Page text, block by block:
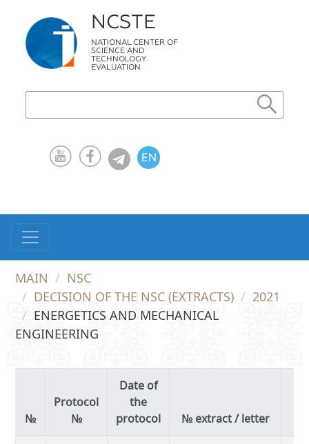
NCSTE
NATIONAL CENTER OF
SCIENCE AND
TECHNOLOGY
EVALUATION
EN
MAIN
NSC
DECISION OF THE NSC (EXTRACTS)
2021
ENERGETICS AND MECHANICAL
ENGINEERING
Protocol
№
Date of
the
protocol
№ extract / letter